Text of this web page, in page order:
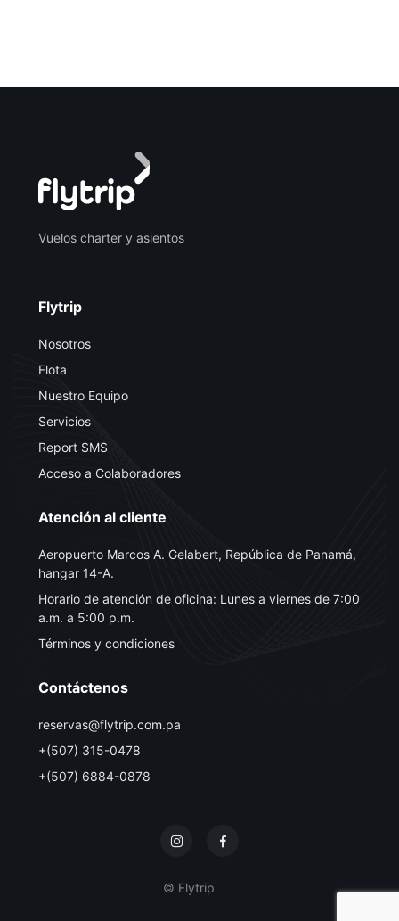
Vuelos charter y asientos
Flytrip
Nosotros
Flota
Nuestro Equipo
Servicios
Report SMS
Acceso a Colaboradores
Atención al cliente
Aeropuerto Marcos A. Gelabert, República de Panamá,
hangar 14-A.
Horario de atención de oficina: Lunes a viernes de 7:00
a.m. a 5:00 p.m.
Términos y condiciones
Contáctenos
reservas@flytrip.com.pa
+(507) 315-0478
+(507) 6884-0878
© Flytrip